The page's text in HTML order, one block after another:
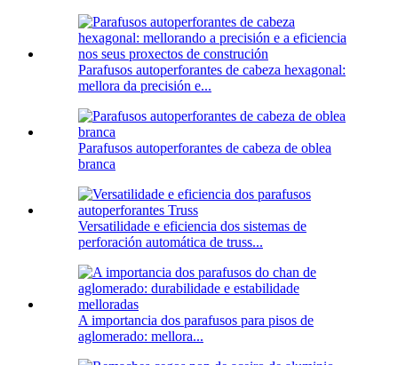
Parafusos autoperforantes de cabeza hexagonal:
mellora da precisión e...
Parafusos autoperforantes de cabeza de oblea
branca
Versatilidade e eficiencia dos sistemas de
perforación automática de truss...
A importancia dos parafusos para pisos de
aglomerado: mellora...